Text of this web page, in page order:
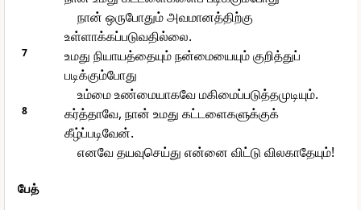
நான் ஒருபோதும் அவமானத்திற்கு
உள்ளாக்கப்படுவதில்லை.
7
உமது நியாயத்தையும் நன்மையையும் குறித்துப்
படிக்கும்போது
உம்மை உண்மையாகவே மகிமைப்படுத்தமுடியும்.
8
கர்த்தாவே, நான் உமது கட்டளைகளுக்குக்
கீழ்ப்படிவேன்.
எனவே தயவுசெய்து என்னை விட்டு விலகாதேயும்!
பேத்